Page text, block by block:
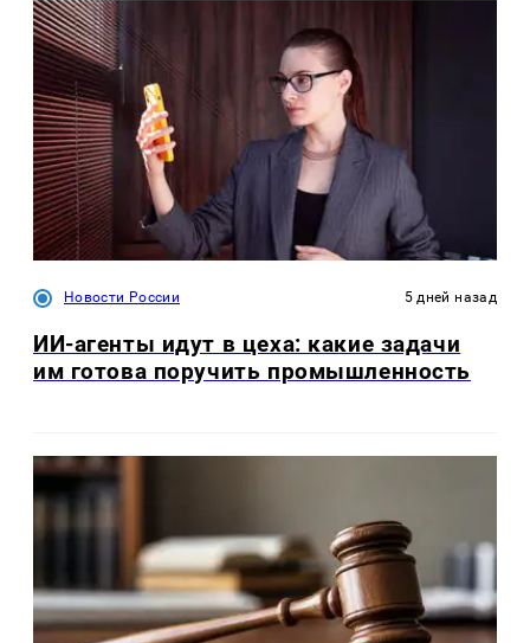
Новости России 5 дней назад
ИИ-агенты идут в цеха: какие задачи
им готова поручить промышленность